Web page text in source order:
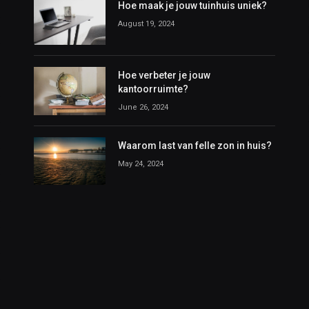
Hoe maak je jouw tuinhuis uniek?
August 19, 2024
Hoe verbeter je jouw
kantoorruimte?
June 26, 2024
Waarom last van felle zon in huis?
May 24, 2024